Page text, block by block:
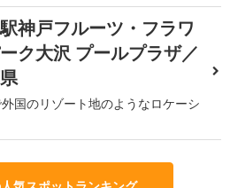
神戸フルーツ・フラワ
ク大沢 プールプラザ／
国のリゾート地のようなロケーシ